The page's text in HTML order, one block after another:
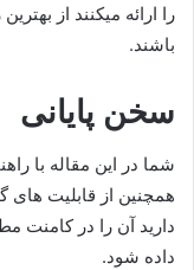
را ارائه میکنند از
باشند.
سخن پایانی
شما در این مقاله با
همچنین از قابلیت های
دارید آن را در کامنت
داده شود.